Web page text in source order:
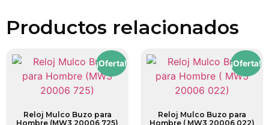
Productos relacionados
¡Oferta!
Reloj Mulco Buzo para
Hombre (MW3 20006 725)
¡Oferta!
Reloj Mulco Buzo para
Hombre ( MW3 20006 022)